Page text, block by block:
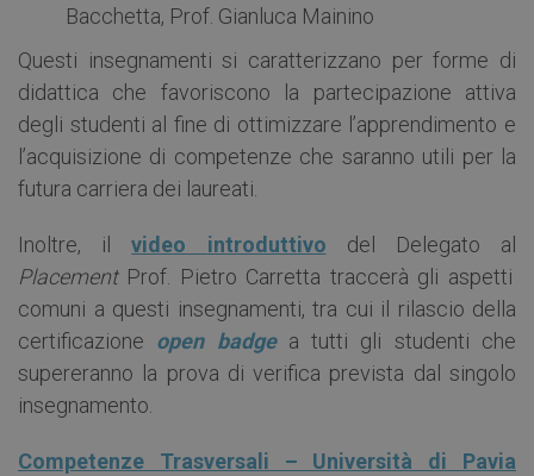
Bacchetta, Prof. Gianluca Mainino
Questi insegnamenti si caratterizzano per forme di
didattica che favoriscono la partecipazione attiva
degli studenti al fine di ottimizzare l’apprendimento e
l’acquisizione di competenze che saranno utili per la
futura carriera dei laureati.
Inoltre, ilvideo introduttivo del Delegato al
PlacementProf. Pietro Carretta traccerà gli aspetti
comuni a questi insegnamenti, tra cui il rilascio della
certificazione open badgea tutti gli studenti che
supereranno la prova di verifica prevista dal singolo
insegnamento.
Competenze Trasversali – Università di Pavia